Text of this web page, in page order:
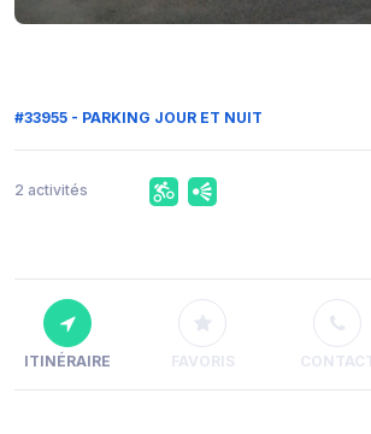
#33955 - PARKING JOUR ET NUIT
2 activités
ITINÉRAIRE FAVORIS